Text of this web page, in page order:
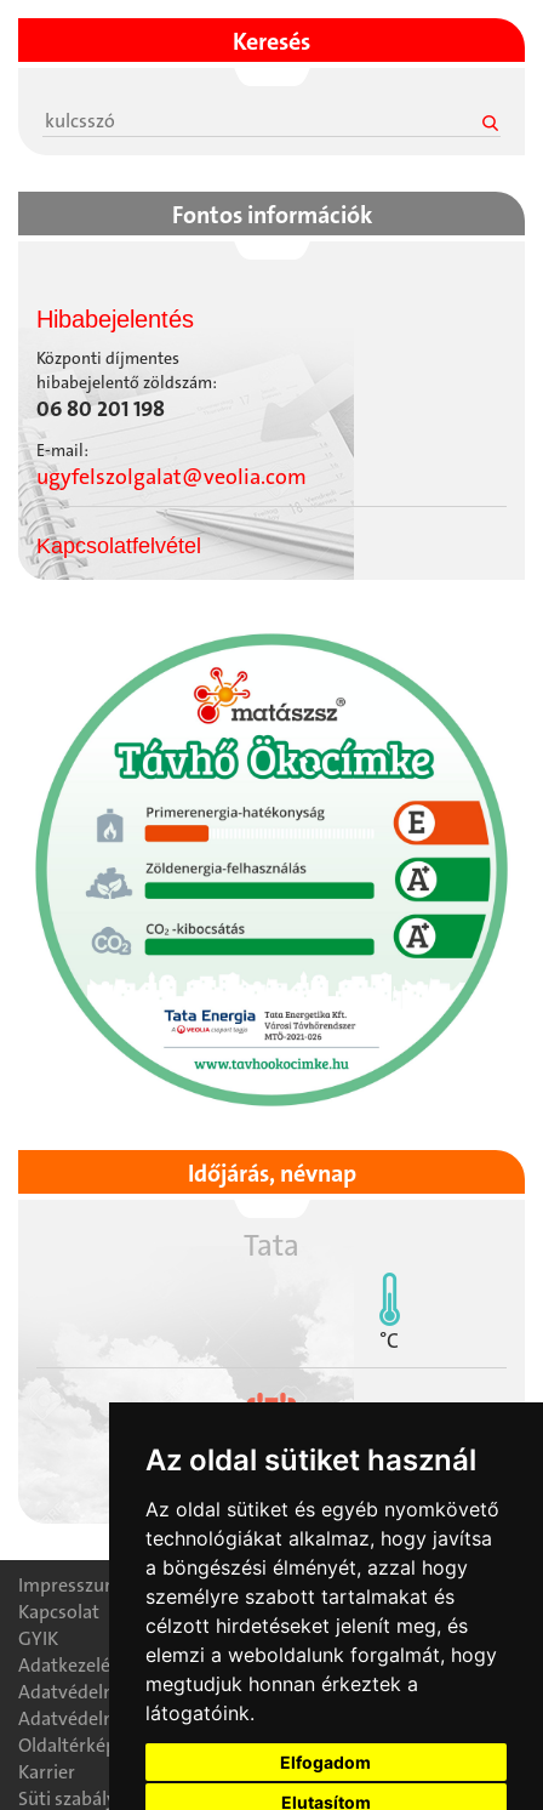
Az oldal sütiket használ
Az oldal sütiket és egyéb nyomkövető
technológiákat alkalmaz, hogy javítsa
a böngészési élményét, azzal hogy
személyre szabott tartalmakat és
célzott hirdetéseket jelenít meg, és
elemzi a weboldalunk forgalmát, hogy
megtudjuk honnan érkeztek a
látogatóink.
Elfogadom
Elutasítom
Keresés
Fontos információk
Hibabejelentés
Központi díjmentes
hibabejelentő zöldszám:
06 80 201 198
E-mail:
ugyfelszolgalat@veolia.com
Kapcsolatfelvétel
Időjárás, névnap
Tata
°C
2026-08-09
Impresszum
Kapcsolat
GYIK
Adatkezelési nyilatkozat
Adatvédelmi tájékoztató
Adatvédelmi tisztségviselő
Oldaltérkép
Karrier
Süti szabályzat